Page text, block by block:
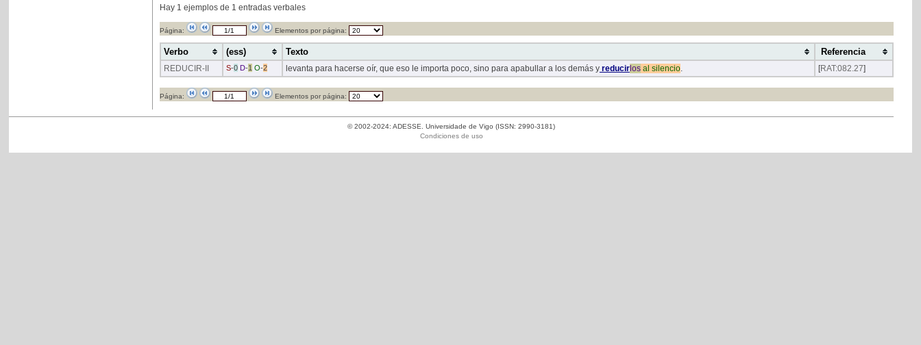
Hay 1 ejemplos de 1 entradas verbales
Página: Elementos por página:
Verbo (ess) Texto Referencia
REDUCIR-II S-0 D-1 O-2 levanta para hacerse oír, que eso le importa poco, sino para apabullar a los demás yreducirlosal silencio. [RAT:082.27]
Página: Elementos por página:
© 2002-2024: ADESSE. Universidade de Vigo (ISSN: 2990-3181)
Condiciones de uso